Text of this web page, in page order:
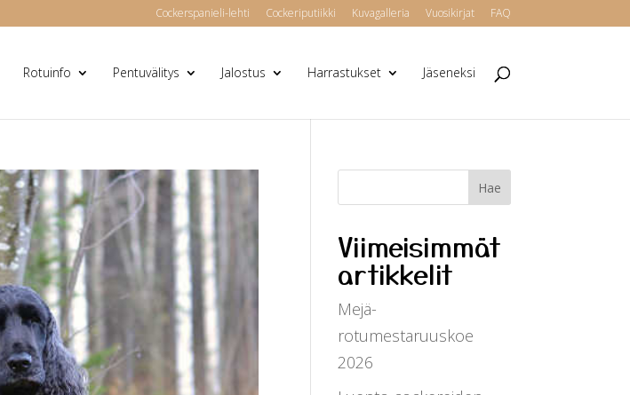
Cockerspanieli-lehti Cockeriputiikki Kuvagalleria Vuosikirjat FAQ
Rotuinfo Pentuvälitys Jalostus Harrastukset Jäseneksi
Viimeisimmät
artikkelit
Mejä-
rotumestaruuskoe
2026